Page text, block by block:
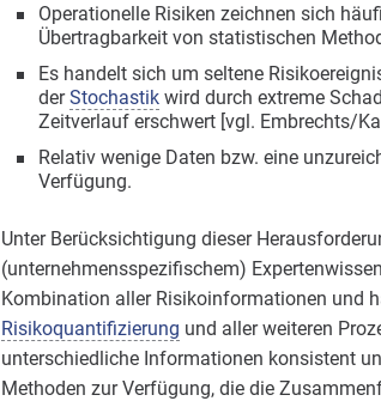
Operationelle Risiken zeichnen sich
Übertragbarkeit von statistischen
Es handelt sich um seltene
derStochastikwird durch extreme
Zeitverlauf erschwert [vgl. Embrechts/
Relativ wenige Daten bzw. eine
Verfügung.
Unter Berücksichtigung dieser
(unternehmensspezifischem)
Kombination aller Risikoinformationen und
Risikoquantifizierung und aller weiteren
unterschiedliche Informationen konsistent
Methoden zur Verfügung, die die